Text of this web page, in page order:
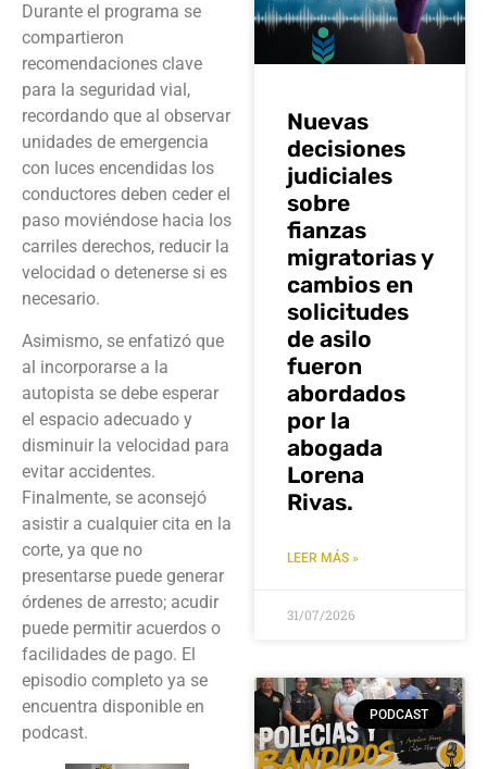
Durante el programa se
compartieron
recomendaciones clave
para la seguridad vial,
recordando que al observar
unidades de emergencia
con luces encendidas los
conductores deben ceder el
paso moviéndose hacia los
carriles derechos, reducir la
velocidad o detenerse si es
necesario.
Asimismo, se enfatizó que
al incorporarse a la
autopista se debe esperar
el espacio adecuado y
disminuir la velocidad para
evitar accidentes.
Finalmente, se aconsejó
asistir a cualquier cita en la
corte, ya que no
presentarse puede generar
órdenes de arresto; acudir
puede permitir acuerdos o
facilidades de pago. El
episodio completo ya se
encuentra disponible en
podcast.
Nuevas
decisiones
judiciales
sobre
fianzas
migratorias y
cambios en
solicitudes
de asilo
fueron
abordados
por la
abogada
Lorena
Rivas.
LEER MÁS »
31/07/2026
PODCAST